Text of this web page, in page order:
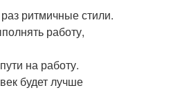
ритмичные стили.
работу,
на работу.
будет лучше